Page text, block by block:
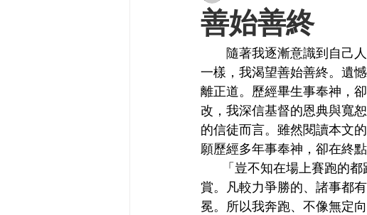
善始善終
一樣，我渴望善始善終。遺
離正道。歷經畢生事奉神，
改，我深信基督的恩典與寬
的信徒而言。雖然閱讀本文
願歷經多年事奉神，卻在終點
「豈不知在場上賽跑的都
賞。凡較力爭勝的、諸事都
冕。所以我奔跑、不像無定